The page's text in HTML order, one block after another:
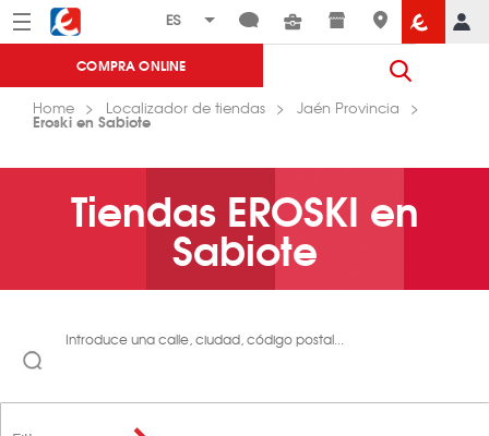
Menú Eroski
COMPRA ONLINE
Home Localizador de tiendas Jaén Provincia
Eroski en Sabiote
Tiendas EROSKI en
Sabiote
Introduce una calle, ciudad, código postal...